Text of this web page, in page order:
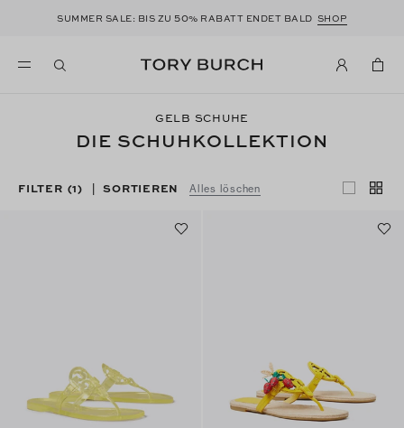
SUMMER SALE: BIS ZU50% RABATT ENDET BALD SHOP
GELB SCHUHE
DIE SCHUHKOLLEKTION
FILTER (1) | SORTIEREN Alles löschen